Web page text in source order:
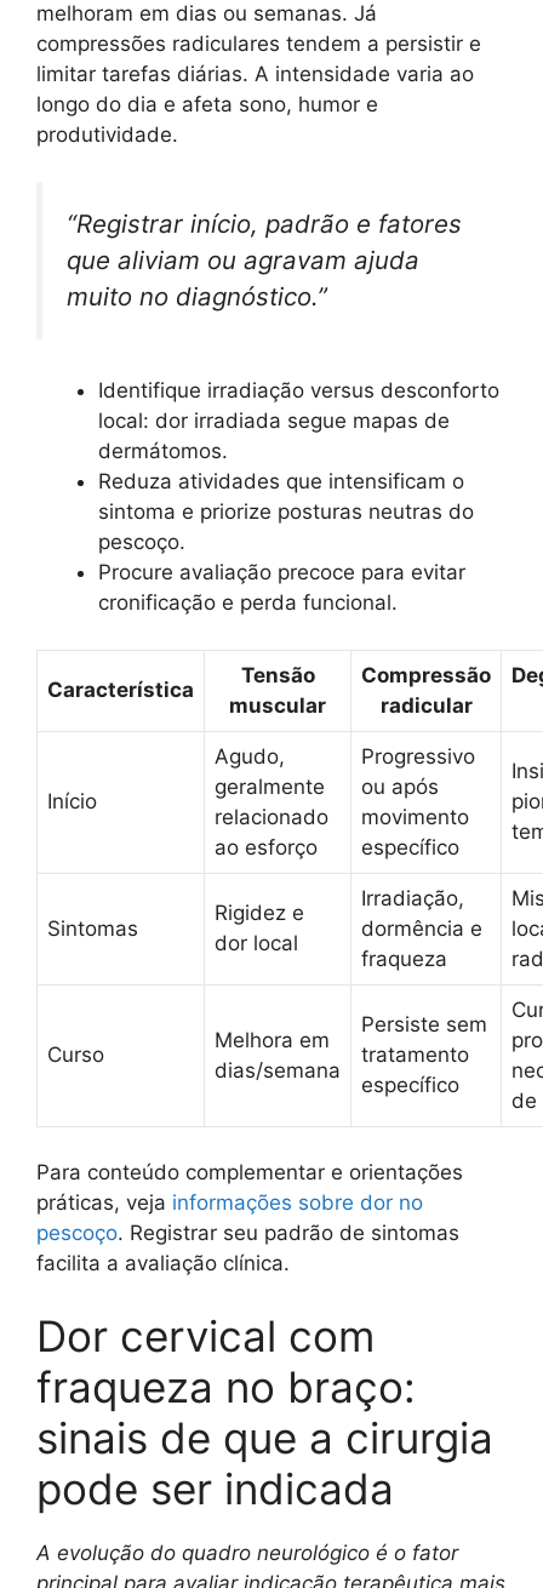
melhoram em dias ou semanas. Já
compressões radiculares tendem a persistir e
limitar tarefas diárias. A intensidade varia ao
longo do dia e afeta sono, humor e
produtividade.
“Registrar início, padrão e fatores
que aliviam ou agravam ajuda
muito no diagnóstico.”
Identifique irradiação versus desconforto
local: dor irradiada segue mapas de
dermátomos.
Reduza atividades que intensificam o
sintoma e priorize posturas neutras do
pescoço.
Procure avaliação precoce para evitar
cronificação e perda funcional.
Característica
Tensão
muscular
Compressão
radicular
Início
Agudo,
geralmente
relacionado
ao esforço
Progressivo
ou após
movimento
específico
Sintomas
Rigidez e
dor local
Irradiação,
dormência e
fraqueza
Curso
Melhora em
dias/semana
Persiste sem
tratamento
específico
de
Para conteúdo complementar e orientações
práticas, veja informações sobre dor no
pescoço. Registrar seu padrão de sintomas
facilita a avaliação clínica.
Dor cervical com
fraqueza no braço:
sinais de que a cirurgia
pode ser indicada
A evolução do quadro neurológico é o fator
principal para avaliar indicação terapêutica mais